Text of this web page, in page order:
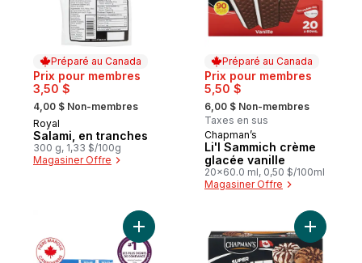
Préparé au Canada
Prix pour membres
3,50 $
, formerly:
4,00 $ Non-membres
Préparé au Canada
Royal
Salami, en tranches
300 g, 1,33 $/100g
Magasiner Offre
Préparé au Canada
Prix pour membres
5,50 $
, formerly:
6,00 $ Non-membres
Taxes en sus
Préparé au Canada
Chapman’s
Li'l Sammich crème
glacée vanille
20x60.0 ml, 0,50 $/100ml
Magasiner Offre
Ajouter Jus de pomme et raisin au panier
Ajouter